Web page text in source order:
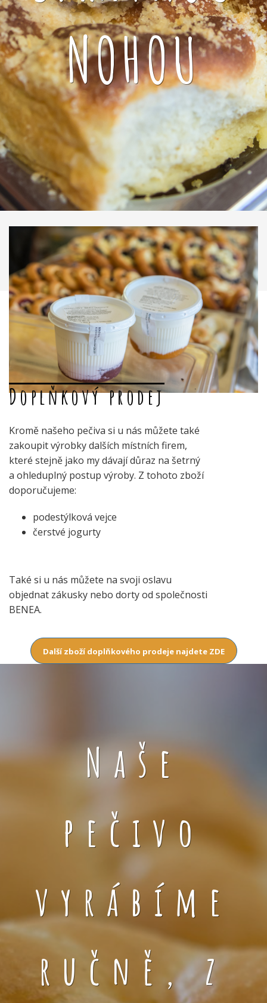
NOHOU
Doplňkový prodej
Kromě našeho pečiva si u nás můžete také
zakoupit výrobky dalších místních firem,
které stejně jako my dávají důraz na šetrný
a ohleduplný postup výroby. Z tohoto zboží
doporučujeme:
podestýlková vejce
čerstvé jogurty
Také si u nás můžete na svoji oslavu
objednat zákusky nebo dorty od společnosti
BENEA.
Další zboží doplňkového prodeje najdete ZDE
Naše
pečivo
vyrábíme
ručně, z